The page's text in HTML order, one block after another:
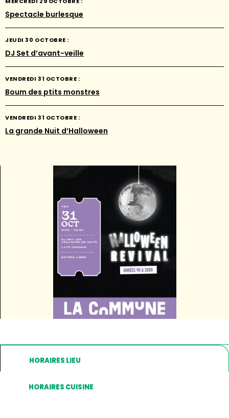
Spectacle burlesque
JEUDI 30 OCTOBRE :
DJ Set d’avant-veille
VENDREDI 31 OCTOBRE :
Boum des ptits monstres
VENDREDI 31 OCTOBRE :
La grande Nuit d’Halloween
HORAIRES LIEU
HORAIRES CUISINE